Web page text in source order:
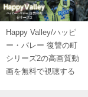
Happy Valley/ハッピ
ー・バレー 復讐の町
シリーズ2の高画質動
画を無料で視聴する